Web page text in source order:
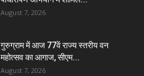
August 7, 2026
गुरुग्राम में आज 77वें राज्य स्तरीय वन
महोत्सव का आगाज, सीएम...
August 7, 2026